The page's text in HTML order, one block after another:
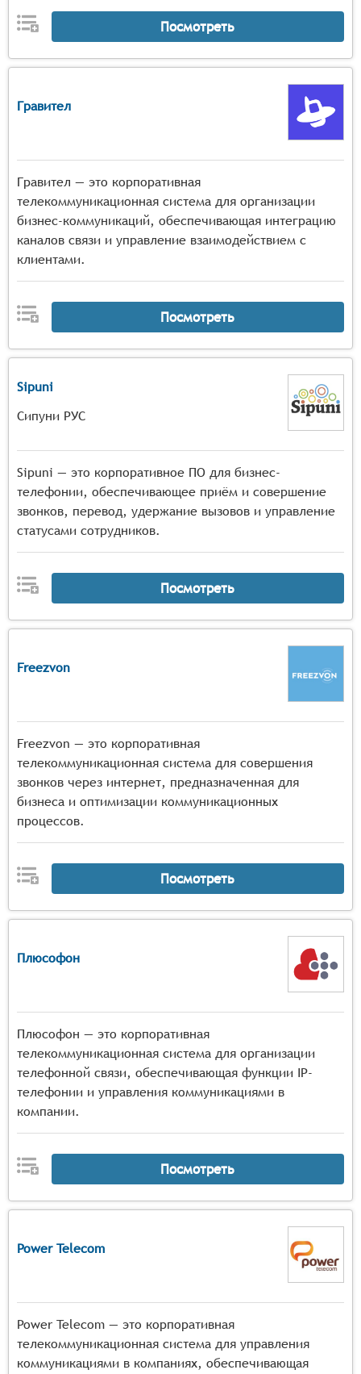
Посмотреть
Гравител
Гравител — это корпоративная
телекоммуникационная система для организации
бизнес-коммуникаций, обеспечивающая интеграцию
каналов связи и управление взаимодействием с
клиентами.
Посмотреть
Sipuni
Сипуни РУС
Sipuni — это корпоративное ПО для бизнес-
телефонии, обеспечивающее приём и совершение
звонков, перевод, удержание вызовов и управление
статусами сотрудников.
Посмотреть
Freezvon
Freezvon — это корпоративная
телекоммуникационная система для совершения
звонков через интернет, предназначенная для
бизнеса и оптимизации коммуникационных
процессов.
Посмотреть
Плюсофон
Плюсофон — это корпоративная
телекоммуникационная система для организации
телефонной связи, обеспечивающая функции IP-
телефонии и управления коммуникациями в
компании.
Посмотреть
Power Telecom
Power Telecom — это корпоративная
телекоммуникационная система для управления
коммуникациями в компаниях, обеспечивающая